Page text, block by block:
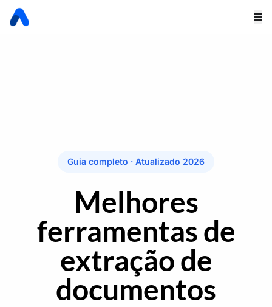
Guia completo · Atualizado 2026
Melhores
ferramentas de
extração de
documentos